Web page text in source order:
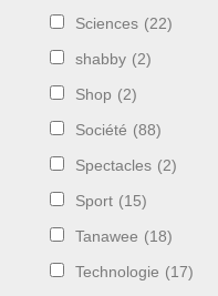
Sciences (22)
shabby (2)
Shop (2)
Société (88)
Spectacles (2)
Sport (15)
Tanawee (18)
Technologie (17)